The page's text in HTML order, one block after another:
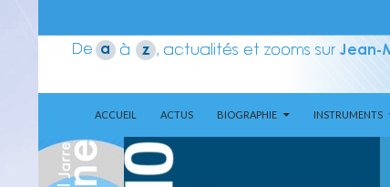
Aerozone JMJ
ACCUEIL
ACTUS BIOGRAPHIE INSTRUMENTS